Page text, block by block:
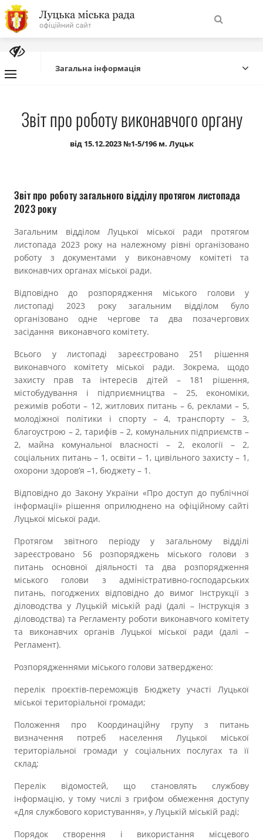
На
головну
сайту
Про місто
Міська влада
Публічна інформація
Прозорість влади
Документи
Загальна інформація
Звіт про роботу виконавчого органу
від 15.12.2023 №1-5/196 м. Луцьк
Звіт про роботу загального відділу протягом листопада
2023 року
Загальним відділом Луцької міської ради протягом
листопада 2023 року на належному рівні організовано
роботу з документами у виконавчому комітеті та
виконавчих органах міської ради.
Відповідно до розпорядження міського голови у
листопаді 2023 року загальним відділом було
організовано одне чергове та два позачергових
засідання виконавчого комітету.
Всього у листопаді зареєстровано 251 рішення
виконавчого комітету міської ради. Зокрема, щодо
захисту прав та інтересів дітей – 181 рішення,
містобудування і підприємництва – 25, економіки,
режимів роботи – 12, житлових питань – 6, реклами – 5,
молодіжної політики і спорту – 4, транспорту – 3,
благоустрою – 2, тарифів – 2, комунальних підприємств –
2, майна комунальної власності – 2, екології – 2,
соціальних питань – 1, освіти – 1, цивільного захисту – 1,
охорони здоров’я –1, бюджету – 1.
Відповідно до Закону України «Про доступ до публічної
інформації» рішення оприлюднено на офіційному сайті
Луцької міської ради.
Протягом звітного періоду у загальному відділі
зареєстровано 56 розпоряджень міського голови з
питань основної діяльності та два розпорядження
міського голови з адміністративно-господарських
питань, погоджених відповідно до вимог Інструкції з
діловодства у Луцькій міській раді (далі – Інструкція з
діловодства) та Регламенту роботи виконавчого комітету
та виконавчих органів Луцької міської ради (далі –
Регламент).
Розпорядженнями міського голови затверджено:
перелік проєктів-переможців Бюджету участі Луцької
міської територіальної громади;
Положення про Координаційну групу з питань
визначення потреб населення Луцької міської
територіальної громади у соціальних послугах та її
склад;
Перелік відомостей, що становлять службову
інформацію, у тому числі з грифом обмеження доступу
«Для службового користування», у Луцькій міській раді;
Порядок створення і використання місцевого